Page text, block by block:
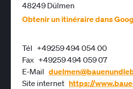
48249 Dülmen
Obtenir un itinéraire dans
Tél +49259 494 054 00
Fax +49259 494 059 07
E-Mail
Site internet https://